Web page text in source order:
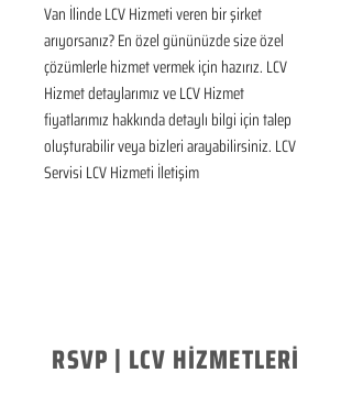
Van İlinde LCV Hizmeti veren bir şirket
arıyorsanız? En özel gününüzde size özel
çözümlerle hizmet vermek için hazırız. LCV
Hizmet detaylarımız ve LCV Hizmet
fiyatlarımız hakkında detaylı bilgi için talep
oluşturabilir veya bizleri arayabilirsiniz. LCV
Servisi LCV Hizmeti İletişim
RSVP | LCV HİZMETLERİ